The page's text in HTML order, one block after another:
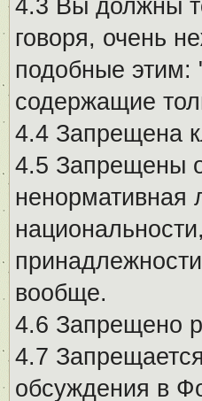
4.3 Вы должны
говоря, очень
подобные
содержащие
4.4 Запрещена
4.5 Запрещены
ненормативная
вообще.
4.6 Запрещено
4.7
обсуждения в